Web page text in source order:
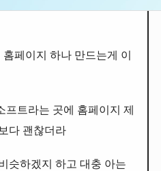
페이지 하나 만드는게 이
프트라는 곳에 홈페이지 제
다 괜찮더라
슷하겠지 하고 대충 아는